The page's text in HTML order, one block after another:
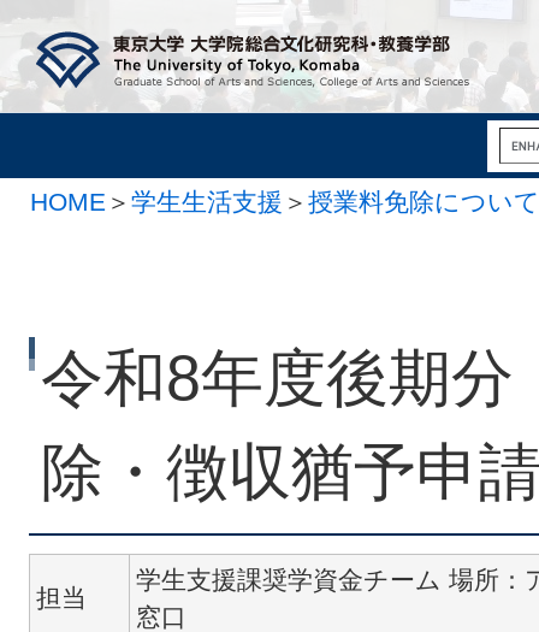
HOME ＞ 学生生活支援 ＞ 授業料免除について
令和8年度後期
除・徴収猶予申
担当
学生支援課奨学資金チーム 場所
窓口